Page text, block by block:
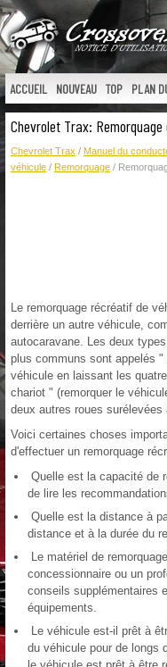
ACCUEIL NOUVEAU TOP PLAN
Chevrolet Trax:
Chevrolet Trax / Manuel du
véhicule / Remorquage /
Le remorquage récréatif de
derrière un autre véhicule,
autocaravane. Les deux
plus communs sont appelés "
véhicule en laissant les
chariot " (remorquer le
deux autres roues surélevées
Voici certaines choses
d'effectuer un remorquage
Quelle est la capacité de
de lire les
Quelle est la distance à
distance et à la durée du
Le matériel de
concessionnaire ou un
conseils supplémentaires
équipements.
Le véhicule est-il prêt à
du véhicule pour de longs